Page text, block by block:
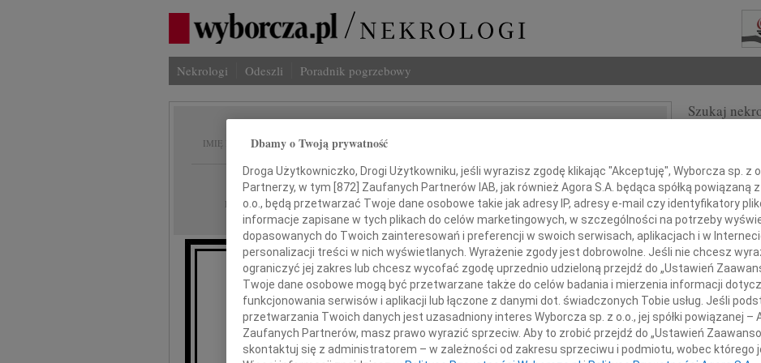
Nekrologi Odeszli Poradnik pogrzebowy
IMIĘ I NAZWISKO: Jerzy Czernik
REGION: cała Polska
DATA EMISJI: 23.01.2010
Z żalem przyjęłam wiadomość o śmierci
prof. dr. hab. n. med. dr. h.c.
Szukaj
+
INNE
Małgorzata
Z głębokim
Andrzej
Żegnamy
Andrzej
Z głębokim
Andrzej
Z ogromnym
Dbamy o Twoją prywatność
Droga Użytkowniczko, Drogi Użytkowniku, jeśli wyrazisz zgodę klikając "Akceptuję", Wyborcza sp. z
Partnerzy, w tym [ 872 ] Zaufanych Partnerów IAB, jak również Agora S.A. będąca spółką powiązaną
o.o., będą przetwarzać Twoje dane osobowe takie jak adresy IP, adresy e-mail czy identyfikatory
informacje zapisane w tych plikach do celów marketingowych, w szczególności na potrzeby
dopasowanych do Twoich zainteresowań i preferencji w swoich serwisach, aplikacjach i w
personalizacji treści w nich wyświetlanych. Wyrażenie zgody jest dobrowolne. Jeśli nie chcesz
ograniczyć jej zakres lub chcesz wycofać zgodę uprzednio udzieloną przejdź do „Ustawień
Twoje dane osobowe mogą być przetwarzane także do celów badania i mierzenia informacji
funkcjonowania serwisów i aplikacji lub łączone z danymi dot. świadczonych Tobie usług. Jeśli
przetwarzania Twoich danych jest uzasadniony interes Wyborcza sp. z o.o., jej spółki powiązanej –
Zaufanych Partnerów, masz prawo wyrazić sprzeciw. Aby to zrobić przejdź do „Ustawień
skontaktuj się z administratorem – w zależności od zakresu sprzeciwu i podmiotu, wobec którego